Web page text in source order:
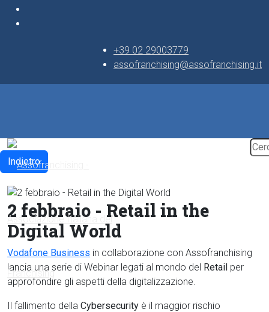
+39 02 29003779
assofranchising@assofranchising.it
Indietro
2 febbraio - Retail in the
Digital World
Vodafone Business in collaborazione con Assofranchising
lancia una serie di Webinar legati al mondo del Retail per
approfondire gli aspetti della digitalizzazione.
Il fallimento della Cybersecurity è il maggior rischio